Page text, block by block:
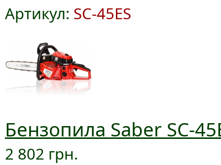
Артикул: SC-45ES
Бензопила Saber SC-
2 802 грн.